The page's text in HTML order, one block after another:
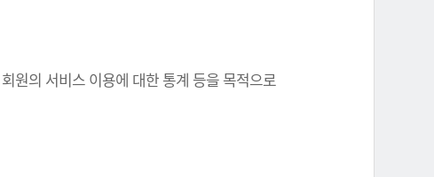
원의 서비스 이용에 대한 통계 등을 목적으로